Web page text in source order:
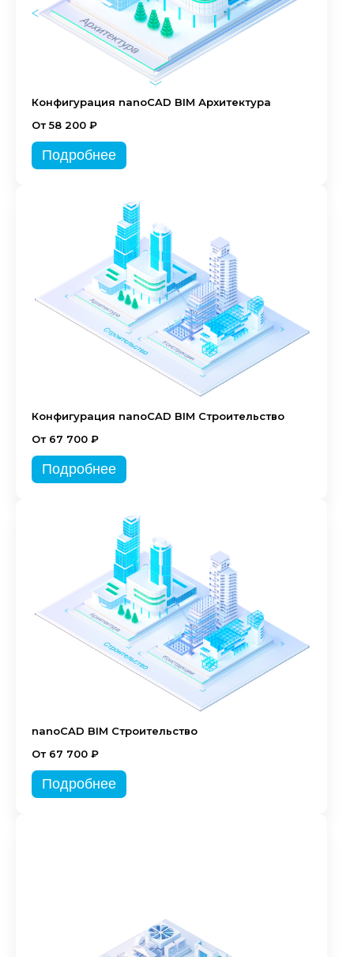
Конфигурация nanoCAD BIM Архитектура
От 58 200 ₽
Подробнее
Конфигурация nanoCAD BIM Строительство
От 67 700 ₽
Подробнее
nanoCAD BIM Строительство
От 67 700 ₽
Подробнее